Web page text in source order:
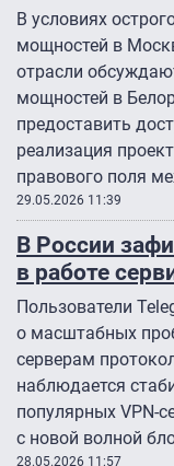
В условиях
мощностей в
отрасли
мощностей в
предоставить
реализация
правового поля
29.05.2026 11:39
В России
в работе
Пользователи
о масштабных
серверам
наблюдается
популярных VPN-
с новой волной
28.05.2026 11:57